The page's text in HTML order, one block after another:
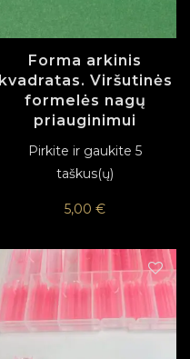
Forma arkinis
kvadratas. Viršutinės
formelės nagų
priauginimui
Pirkite ir gaukite 5
taškus(ų)
5,00 €